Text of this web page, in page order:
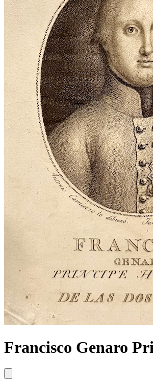
Francisco Genaro